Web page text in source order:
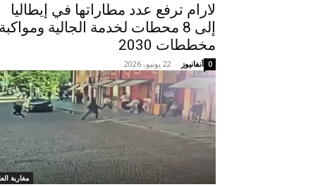
لارام ترفع عدد مطاراتها في إيطاليا
إلى 8 محطات لخدمة الجالية ومواكبة
مخططات 2030
آنفانيوز - 22 يونيو، 2026 0
مغاربة